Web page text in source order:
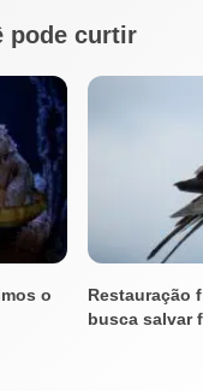
pode curtir
o
Restauração
busca salvar